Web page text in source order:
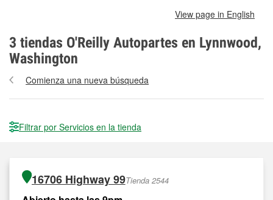
View page in English
3 tiendas O'Reilly Autopartes en Lynnwood,
Washington
Comienza una nueva búsqueda
Filtrar por Servicios en la tienda
16706 Highway 99Tienda 2544